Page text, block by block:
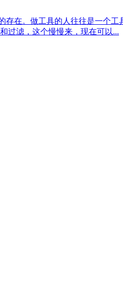
在。做工具的人往往是一个
过滤，这个慢慢来，现在可以...